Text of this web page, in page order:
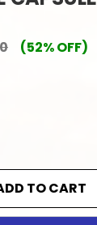
(52% OFF)
TO CART